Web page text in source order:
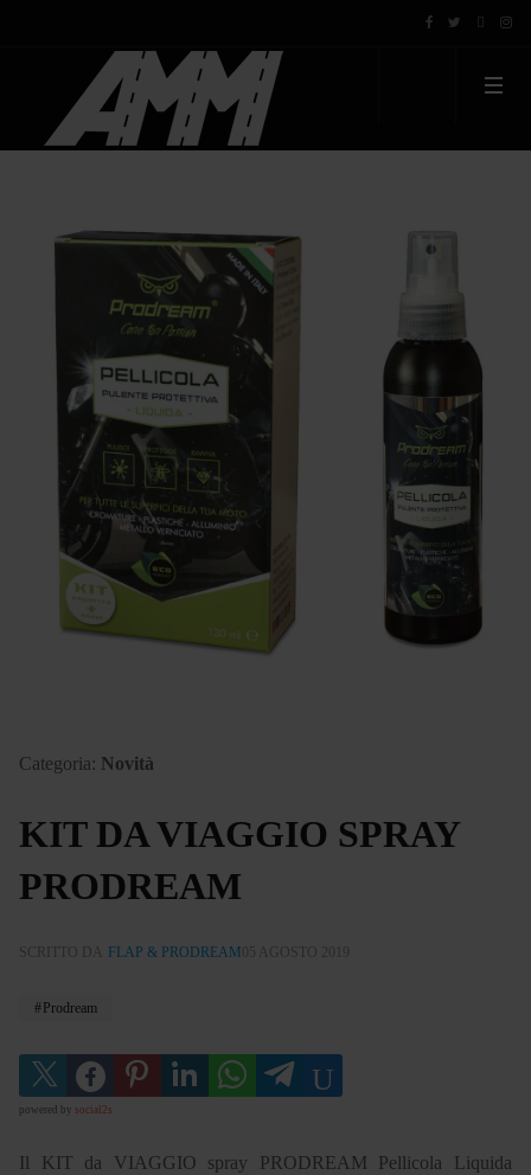
Categoria: Novità
KIT DA VIAGGIO SPRAY
PRODREAM
SCRITTO DA FLAP & PRODREAM 05 AGOSTO 2019
Prodream
powered by social2s
Il KIT da VIAGGIO spray PRODREAM Pellicola Liquida